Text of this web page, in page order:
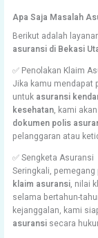
Apa Saja Masalah
Berikut adalah
asuransi di Bekasi
✅ Penolakan Klaim
Jika kamu mendapat
untuk asuransi
kesehatan, kami
dokumen polis
pelanggaran atau
✅ Sengketa Asuransi
Seringkali,
klaim asuransi, nilai
selama bertahun-
kejanggalan, kami
asuransi secara